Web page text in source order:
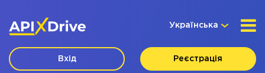
Українська
Вхід Реєстрація